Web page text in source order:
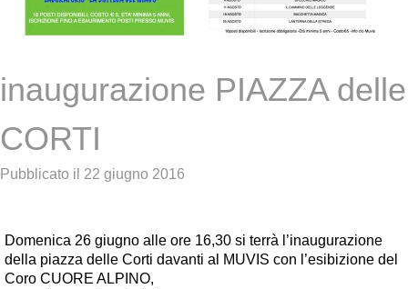
inaugurazione PIAZZA delle
CORTI
Pubblicato il 22 giugno 2016
Domenica 26 giugno alle ore 16,30 si terrà l’inaugurazione
della piazza delle Corti davanti al MUVIS con l’esibizione del
Coro CUORE ALPINO,